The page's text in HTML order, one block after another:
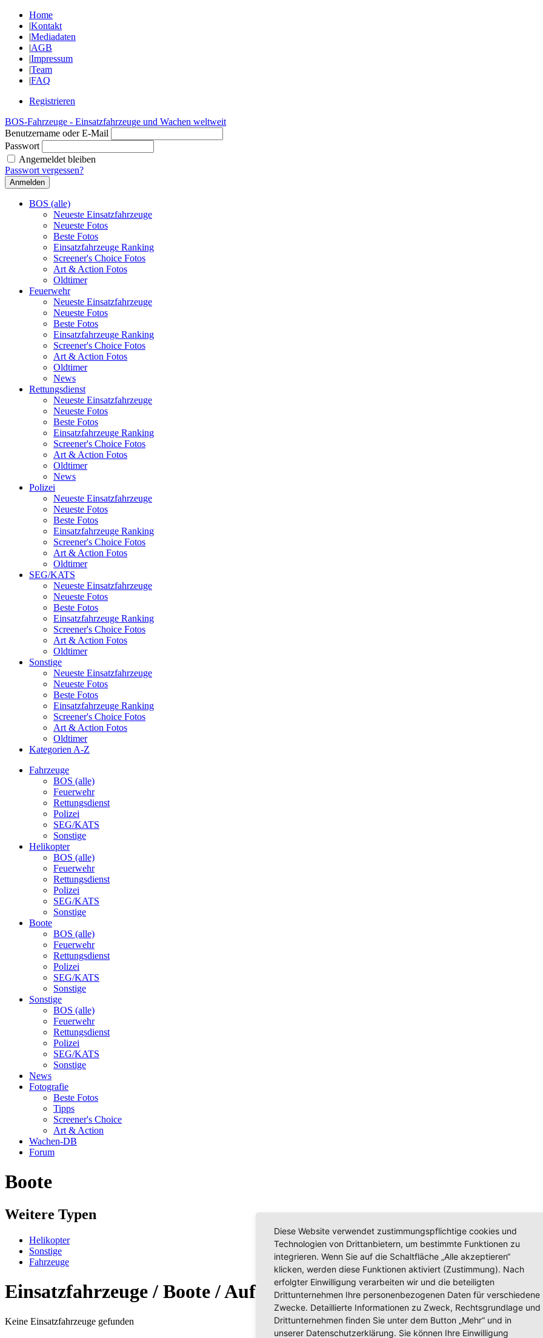
Home
|Kontakt
|Mediadaten
|AGB
|Impressum
|Team
|FAQ
Registrieren
BOS-Fahrzeuge - Einsatzfahrzeuge und Wachen weltweit
Benutzername oder E-Mail
Passwort
Angemeldet bleiben
Passwort vergessen?
BOS (alle)
Neueste Einsatzfahrzeuge
Neueste Fotos
Beste Fotos
Einsatzfahrzeuge Ranking
Screener's Choice Fotos
Art & Action Fotos
Oldtimer
Feuerwehr
Neueste Einsatzfahrzeuge
Neueste Fotos
Beste Fotos
Einsatzfahrzeuge Ranking
Screener's Choice Fotos
Art & Action Fotos
Oldtimer
News
Rettungsdienst
Neueste Einsatzfahrzeuge
Neueste Fotos
Beste Fotos
Einsatzfahrzeuge Ranking
Screener's Choice Fotos
Art & Action Fotos
Oldtimer
News
Polizei
Neueste Einsatzfahrzeuge
Neueste Fotos
Beste Fotos
Einsatzfahrzeuge Ranking
Screener's Choice Fotos
Art & Action Fotos
Oldtimer
SEG/KATS
Neueste Einsatzfahrzeuge
Neueste Fotos
Beste Fotos
Einsatzfahrzeuge Ranking
Screener's Choice Fotos
Art & Action Fotos
Oldtimer
Sonstige
Neueste Einsatzfahrzeuge
Neueste Fotos
Beste Fotos
Einsatzfahrzeuge Ranking
Screener's Choice Fotos
Art & Action Fotos
Oldtimer
Kategorien A-Z
Fahrzeuge
BOS (alle)
Feuerwehr
Rettungsdienst
Polizei
SEG/KATS
Sonstige
Helikopter
BOS (alle)
Feuerwehr
Rettungsdienst
Polizei
SEG/KATS
Sonstige
Boote
BOS (alle)
Feuerwehr
Rettungsdienst
Polizei
SEG/KATS
Sonstige
Sonstige
BOS (alle)
Feuerwehr
Rettungsdienst
Polizei
SEG/KATS
Sonstige
News
Fotografie
Beste Fotos
Tipps
Screener's Choice
Art & Action
Wachen-DB
Forum
Boote
Weitere Typen
Helikopter
Sonstige
Fahrzeuge
Einsatzfahrzeuge / Boote / Auf-/Ausbauhersteller: Schoon
Keine Einsatzfahrzeuge gefunden
Diese Website verwendet zustimmungspflichtige cookies und
Technologien von Drittanbietern, um bestimmte Funktionen zu
integrieren. Wenn Sie auf die Schaltfläche „Alle akzeptieren“
klicken, werden diese Funktionen aktiviert (Zustimmung). Nach
erfolgter Einwilligung verarbeiten wir und die beteiligten
Drittunternehmen Ihre personenbezogenen Daten für verschiedene
Zwecke. Detaillierte Informationen zu Zweck, Rechtsgrundlage und
Drittunternehmen finden Sie unter dem Button „Mehr“ und in
unserer Datenschutzerklärung. Sie können Ihre Einwilligung